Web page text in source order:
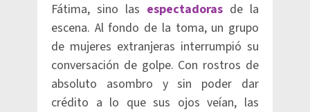
Fátima, sino las espectadoras de la
escena. Al fondo de la toma, un grupo
de mujeres extranjeras interrumpió su
conversación de golpe. Con rostros de
absoluto asombro y sin poder dar
crédito a lo que sus ojos veían, las